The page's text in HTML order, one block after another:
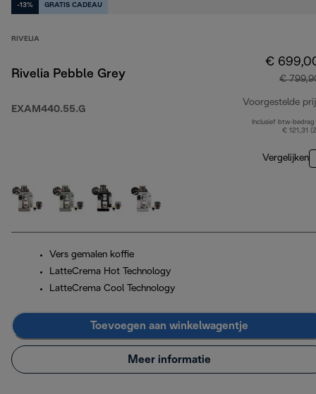
-13% GRATIS CADEAU
RIVELIA
Rivelia Pebble Grey
EXAM440.55.G
€
€
Voorgestelde
Inclusief btw-bedrag
€ 121,31
Vergelijken
Vers gemalen koffie
LatteCrema Hot Technology
LatteCrema Cool Technology
Toevoegen aan winkelwagentje
Meer informatie